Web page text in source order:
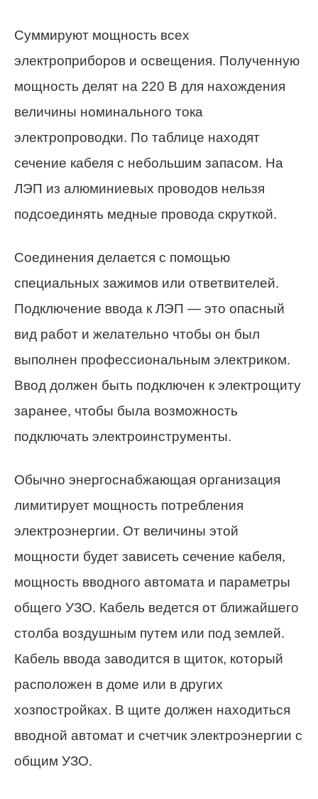
Суммируют мощность всех
электроприборов и освещения. Полученную
мощность делят на 220 В для нахождения
величины номинального тока
электропроводки. По таблице находят
сечение кабеля с небольшим запасом. На
ЛЭП из алюминиевых проводов нельзя
подсоединять медные провода скруткой.
Соединения делается с помощью
специальных зажимов или ответвителей.
Подключение ввода к ЛЭП — это опасный
вид работ и желательно чтобы он был
выполнен профессиональным электриком.
Ввод должен быть подключен к электрощиту
заранее, чтобы была возможность
подключать электроинструменты.
Обычно энергоснабжающая организация
лимитирует мощность потребления
электроэнергии. От величины этой
мощности будет зависеть сечение кабеля,
мощность вводного автомата и параметры
общего УЗО. Кабель ведется от ближайшего
столба воздушным путем или под землей.
Кабель ввода заводится в щиток, который
расположен в доме или в других
хозпостройках. В щите должен находиться
вводной автомат и счетчик электроэнергии с
общим УЗО.